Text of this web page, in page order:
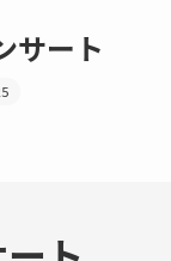
サート